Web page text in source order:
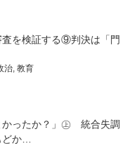
を検証する⑨判決は「門
治, 教育
かったか？」㊤ 統合失調
どか…